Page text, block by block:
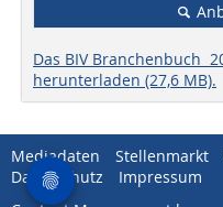
Das BIV Branchenbuch
herunterladen (27,6 MB).
Mediadaten Stellenmarkt
Datenschutz
Impressum